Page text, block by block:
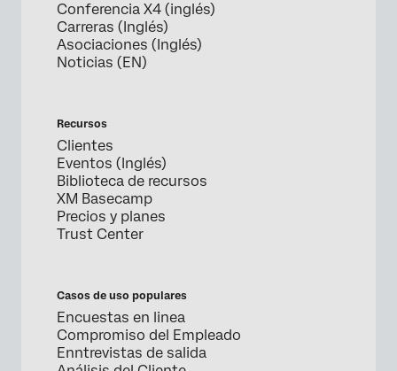
Conferencia X4 (inglés)
Carreras (Inglés)
Asociaciones (Inglés)
Noticias (EN)
Recursos
Clientes
Eventos (Inglés)
Biblioteca de recursos
XM Basecamp
Precios y planes
Trust Center
Casos de uso populares
Encuestas en linea
Compromiso del Empleado
Enntrevistas de salida